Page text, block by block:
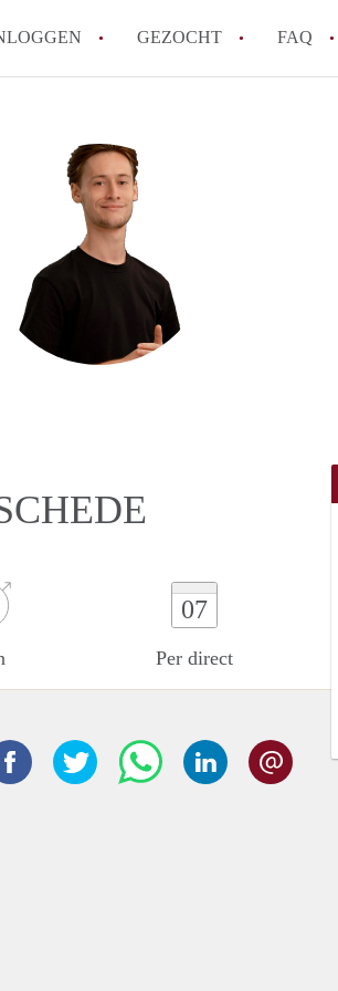
GEZOCHT FAQ
How to translate AppartementEnschede!
Wat is AppartementEnschede?
Hoeveel kost het om te reageren op een
Wat is de privacyverklaring van
Berekent AppartementEnschede
makelaarsvergoeding/
Alle veelgestelde vragen
07
Per direct